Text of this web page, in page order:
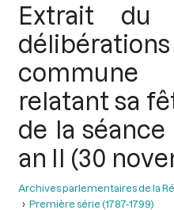
Extrait du
relatant sa
de la
an II (30
Archives parlementaires de la
Première série (1787-1799)